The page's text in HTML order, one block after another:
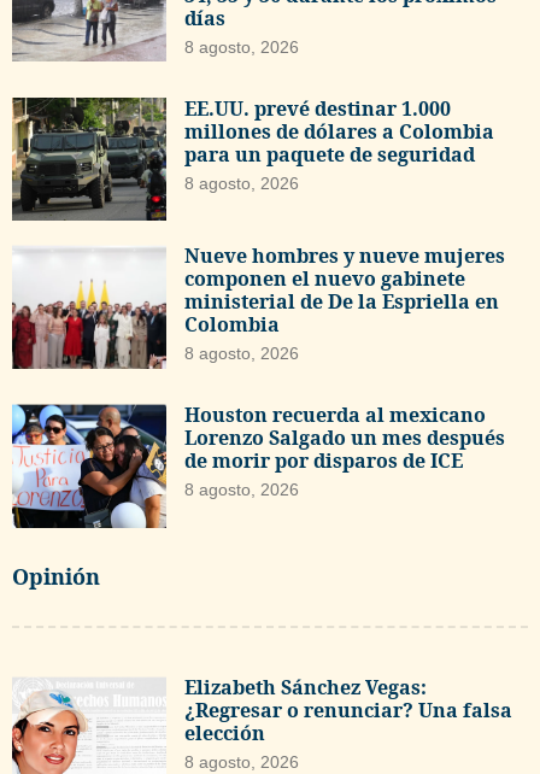
días
8 agosto, 2026
EE.UU. prevé destinar 1.000
millones de dólares a Colombia
para un paquete de seguridad
8 agosto, 2026
Nueve hombres y nueve mujeres
componen el nuevo gabinete
ministerial de De la Espriella en
Colombia
8 agosto, 2026
Houston recuerda al mexicano
Lorenzo Salgado un mes después
de morir por disparos de ICE
8 agosto, 2026
Opinión
Elizabeth Sánchez Vegas:
¿Regresar o renunciar? Una falsa
elección
8 agosto, 2026